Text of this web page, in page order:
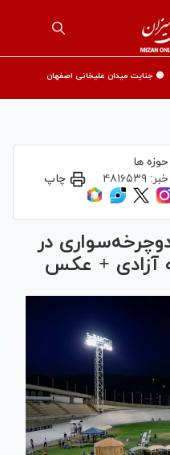
🟡 جنایت میدان علیخانی اصفهان
ها
۴۸۱۶۵۳۹ چاپ
در
آزادی + عکس